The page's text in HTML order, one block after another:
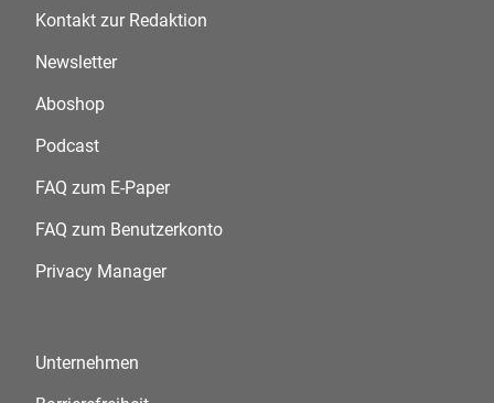
Kontakt zur Redaktion
Newsletter
Aboshop
Podcast
FAQ zum E-Paper
FAQ zum Benutzerkonto
Privacy Manager
Unternehmen